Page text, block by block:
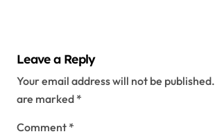
Leave a Reply
Your email address will not be published.
are marked *
Comment *